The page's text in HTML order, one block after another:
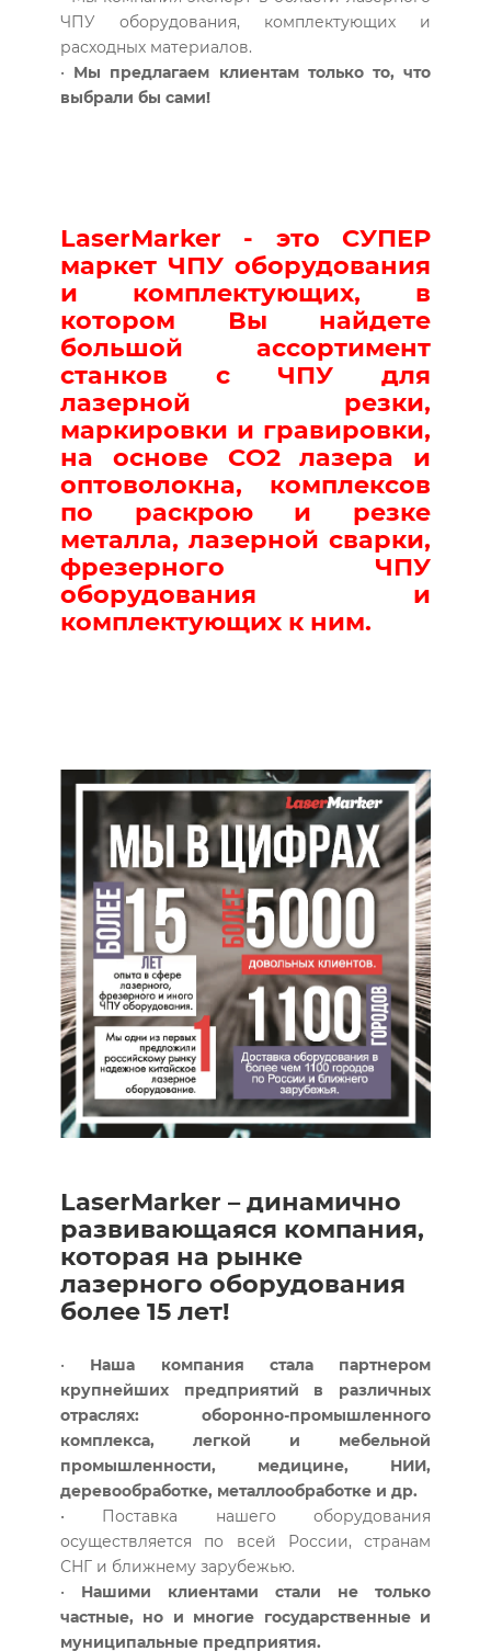
ЧПУ оборудования, комплектующих и
расходных материалов.
• Мы предлагаем клиентам только то, что
выбрали бы сами!
LaserMarker - это СУПЕР
маркет ЧПУ оборудования
и комплектующих, в
котором Вы найдете
большой ассортимент
станков с ЧПУ для
лазерной резки,
маркировки и гравировки,
на основе СО2 лазера и
оптоволокна, комплексов
по раскрою и резке
металла, лазерной сварки,
фрезерного ЧПУ
оборудования и
комплектующих к ним.
LaserMarker – динамично
развивающаяся компания,
которая на рынке
лазерного оборудования
более 15 лет!
• Наша компания стала партнером
крупнейших предприятий в различных
отраслях: оборонно-промышленного
комплекса, легкой и мебельной
промышленности, медицине, НИИ,
деревообработке, металлообработке и др.
• Поставка нашего оборудования
осуществляется по всей России, странам
СНГ и ближнему зарубежью.
• Нашими клиентами стали не только
частные, но и многие государственные и
муниципальные предприятия.